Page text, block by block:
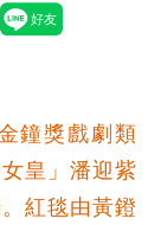
鐘獎戲劇類
皇」潘迎紫
紅毯由黃鐙